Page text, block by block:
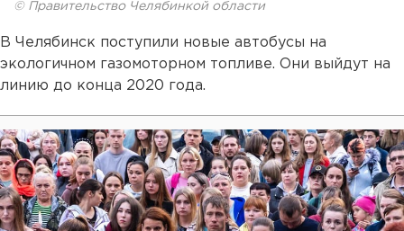
© Правительство Челябинкой области
В Челябинск поступили новые автобусы на
экологичном газомоторном топливе. Они выйдут на
линию до конца 2020 года.